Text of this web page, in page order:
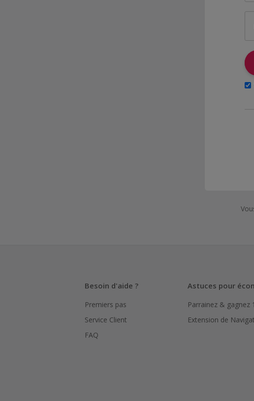
Besoin d'aide ?
Premiers pas
Service Client
FAQ
Astuces pour
Parrainez & gagnez
Extension de